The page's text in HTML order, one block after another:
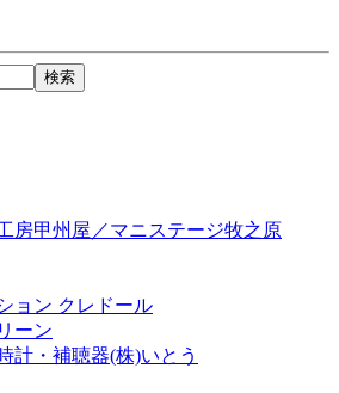
房甲州屋／マニステージ牧之原
ョン クレドール
ーン
計・補聴器(株)いとう